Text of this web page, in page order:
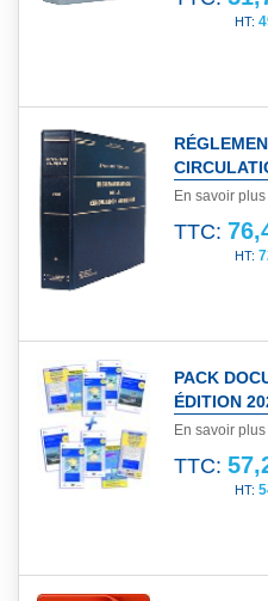
En savoir plus
TTC:
PACK
ÉDITION
En savoir plus
TTC: